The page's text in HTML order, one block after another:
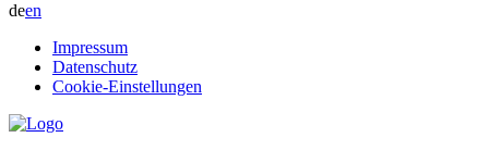
deen
Impressum
Datenschutz
Cookie-Einstellungen